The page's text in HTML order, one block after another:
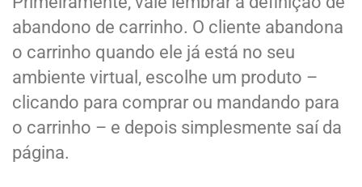
abandono de carrinho. O cliente abandona
o carrinho quando ele já está no seu
ambiente virtual, escolhe um produto –
clicando para comprar ou mandando para
o carrinho – e depois simplesmente saí da
página.